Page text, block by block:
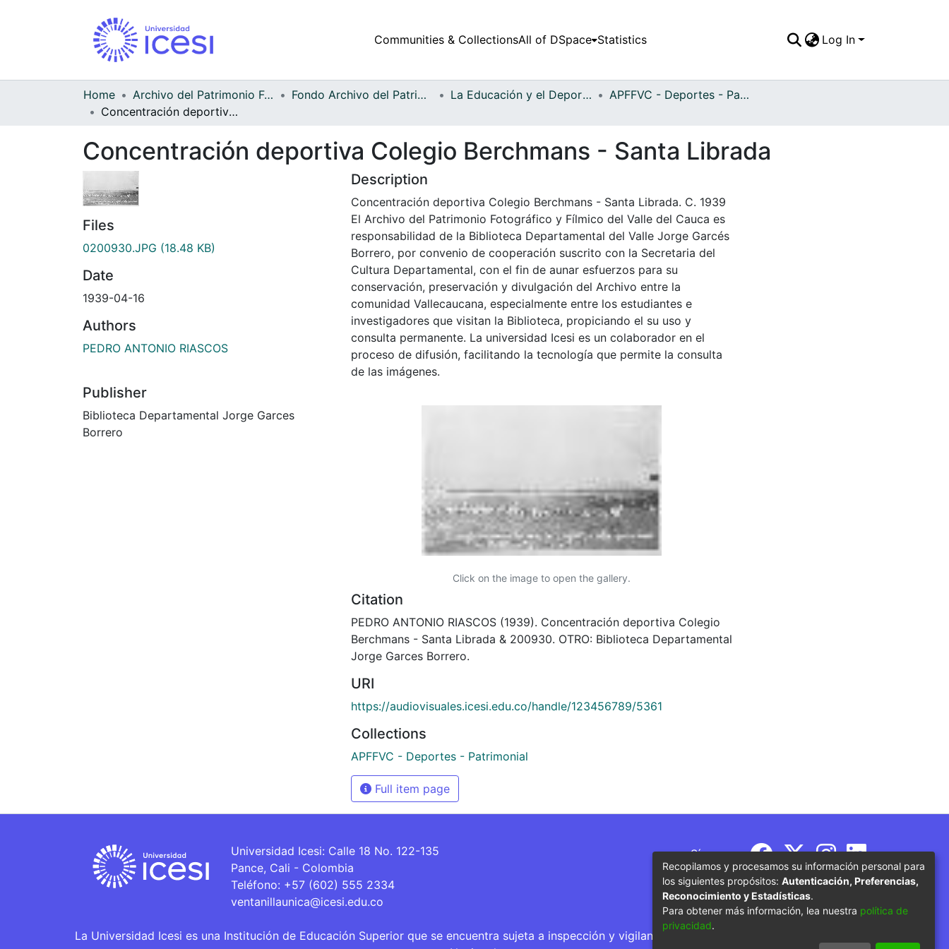
Communities & CollectionsAll of DSpace Statistics Log In
Home Archivo del Patrimonio Fotográfico y Fílmico del Valle del Cauca Fondo Archivo del Patrimonio Fotográfico y Fílmico del Valle del Cauca La Educación y el Deporte
APFFVC - Deportes - Patrimonial
Concentración deportiva Colegio Berchmans - Santa Librada
Concentración deportiva Colegio Berchmans - Santa Librada
Files
0200930.JPG (18.48 KB)
Date
1939-04-16
Authors
PEDRO ANTONIO RIASCOS
Publisher
Biblioteca Departamental Jorge Garces
Borrero
Description
Concentración deportiva Colegio Berchmans - Santa Librada. C. 1939
El Archivo del Patrimonio Fotográfico y Fílmico del Valle del Cauca es
responsabilidad de la Biblioteca Departamental del Valle Jorge Garcés
Borrero, por convenio de cooperación suscrito con la Secretaria del
Cultura Departamental, con el fin de aunar esfuerzos para su
conservación, preservación y divulgación del Archivo entre la
comunidad Vallecaucana, especialmente entre los estudiantes e
investigadores que visitan la Biblioteca, propiciando el su uso y
consulta permanente. La universidad Icesi es un colaborador en el
proceso de difusión, facilitando la tecnología que permite la consulta
de las imágenes.
Click on the image to open the gallery.
Citation
PEDRO ANTONIO RIASCOS (1939). Concentración deportiva Colegio
Berchmans - Santa Librada & 200930. OTRO: Biblioteca Departamental
Jorge Garces Borrero.
URI
https://audiovisuales.icesi.edu.co/handle/123456789/5361
Collections
APFFVC - Deportes - Patrimonial
Full item page
Universidad Icesi: Calle 18 No. 122-135
Pance, Cali - Colombia
Teléfono: +57 (602) 555 2334
ventanillaunica@icesi.edu.co
Síguenos
La Universidad Icesi es una Institución de Educación Superior que se encuentra sujeta a inspección y vigilancia por parte del Ministerio de Educación
Recopilamos y procesamos su información personal para
los siguientes propósitos: Autenticación, Preferencias,
Reconocimiento y Estadísticas.
Para obtener más información, lea nuestra política de
privacidad.